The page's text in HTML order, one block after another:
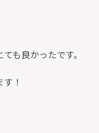
も良かったです。
！